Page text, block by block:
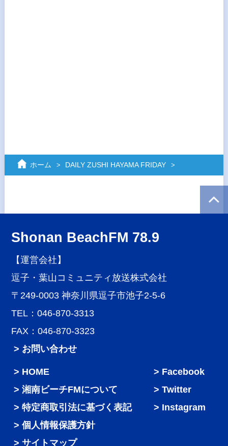
ホーム DAILY ZUSHI HAYAMA FRIDAY
Shonan BeachFM 78.9
【運営会社】
逗子・葉山コミュニティ放送株式会社
〒249-0003 神奈川県逗子市池子2-5-6
TEL：046-870-3313
FAX：046-870-3323
> お問い合わせ
HOME
湘南ビーチFMについて
特定商取引法に基づく表記
個人情報保護方針
サイトマップ
Facebook
Twitter
Instagram